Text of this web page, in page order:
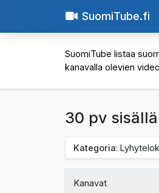
SuomiTube.fi
SuomiTube listaa
kanavalla olevien
30 pv
Kategoria:
Kanavat